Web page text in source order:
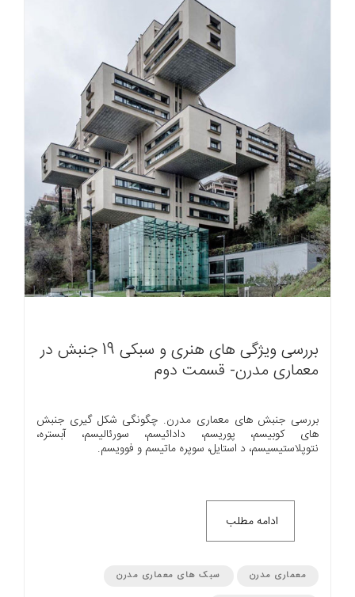
بررسی ویژگی های هنری و سبکی 19 جنبش در
معماری مدرن- قسمت دوم
بررسی جنبش های معماری مدرن. چگونگی شکل گیری جنبش
های کوبیسم، پوریسم، دادائیسم، سورئالیسم، آبستره،
نتوپلاستیسیسم، د استایل، سوپره ماتیسم و فوویسم.
ادامه مطلب
معماری مدرن سبک های معماری مدرن